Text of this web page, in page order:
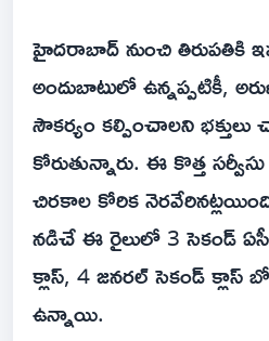
హైదరాబాద్ నుంచి తిరుపతికి
అందుబాటులో ఉన్నప్పటికీ,
సౌకర్యం కల్పించాలని
కోరుతున్నారు. ఈ కొత్త
చిరకాల కోరిక
నడిచే ఈ రైలులో 3 సెకండ్ ఏసీ,
క్లాస్, 4 జనరల్ సెకండ్ క్లాస్
ఉన్నాయి.